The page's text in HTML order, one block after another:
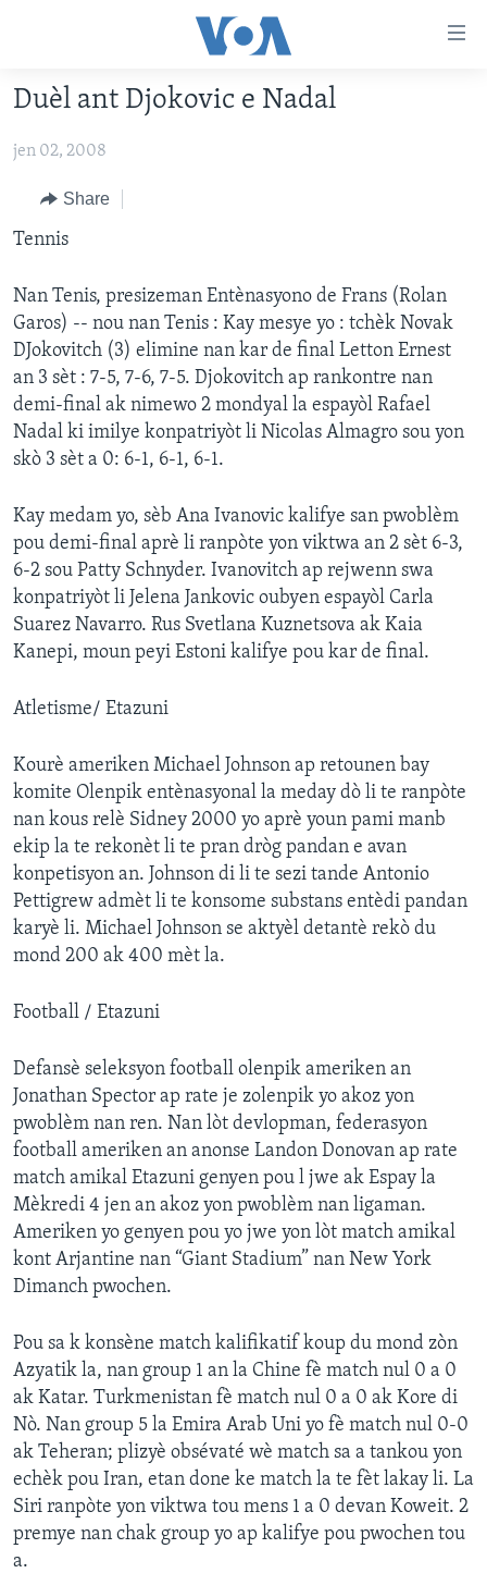
Skip
to
main
content
main
Skip
to
Search
LÈZETAZINI
AMERIK LATIN
ENTÈNASYONAL
FLASHPOINT IKRÈN
Learning English
SUIV NOU
Languages
Duèl ant Djokovic e Nadal
jen 02, 2008
Share
Tennis
Nan Tenis, presizeman Entènasyono de Frans (Rolan
Garos) -- nou nan Tenis : Kay mesye yo : tchèk Novak
DJokovitch (3) elimine nan kar de final Letton Ernest
an 3 sèt : 7-5, 7-6, 7-5. Djokovitch ap rankontre nan
demi-final ak nimewo 2 mondyal la espayòl Rafael
Nadal ki imilye konpatriyòt li Nicolas Almagro sou yon
skò 3 sèt a 0: 6-1, 6-1, 6-1.
Kay medam yo, sèb Ana Ivanovic kalifye san pwoblèm
pou demi-final aprè li ranpòte yon viktwa an 2 sèt 6-3,
6-2 sou Patty Schnyder. Ivanovitch ap rejwenn swa
konpatriyòt li Jelena Jankovic oubyen espayòl Carla
Suarez Navarro. Rus Svetlana Kuznetsova ak Kaia
Kanepi, moun peyi Estoni kalifye pou kar de final.
Atletisme/ Etazuni
Kourè ameriken Michael Johnson ap retounen bay
komite Olenpik entènasyonal la meday dò li te ranpòte
nan kous relè Sidney 2000 yo aprè youn pami manb
ekip la te rekonèt li te pran dròg pandan e avan
konpetisyon an. Johnson di li te sezi tande Antonio
Pettigrew admèt li te konsome substans entèdi pandan
karyè li. Michael Johnson se aktyèl detantè rekò du
mond 200 ak 400 mèt la.
Football / Etazuni
Defansè seleksyon football olenpik ameriken an
Jonathan Spector ap rate je zolenpik yo akoz yon
pwoblèm nan ren. Nan lòt devlopman, federasyon
football ameriken an anonse Landon Donovan ap rate
match amikal Etazuni genyen pou l jwe ak Espay la
Mèkredi 4 jen an akoz yon pwoblèm nan ligaman.
Ameriken yo genyen pou yo jwe yon lòt match amikal
kont Arjantine nan “Giant Stadium” nan New York
Dimanch pwochen.
Pou sa k konsène match kalifikatif koup du mond zòn
Azyatik la, nan group 1 an la Chine fè match nul 0 a 0
ak Katar. Turkmenistan fè match nul 0 a 0 ak Kore di
Nò. Nan group 5 la Emira Arab Uni yo fè match nul 0-0
ak Teheran; plizyè obsévaté wè match sa a tankou yon
echèk pou Iran, etan done ke match la te fèt lakay li. La
Siri ranpòte yon viktwa tou mens 1 a 0 devan Koweit. 2
premye nan chak group yo ap kalifye pou pwochen tou
a.